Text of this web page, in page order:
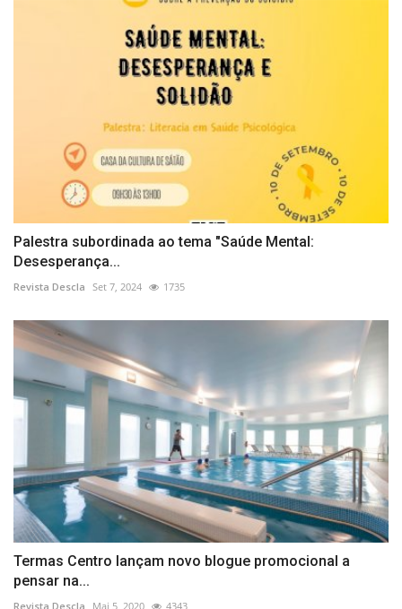
Palestra subordinada ao tema "Saúde Mental:
Desesperança...
Revista Descla Set 7, 2024 1735
Termas Centro lançam novo blogue promocional a
pensar na...
Revista Descla Mai 5, 2020 4343